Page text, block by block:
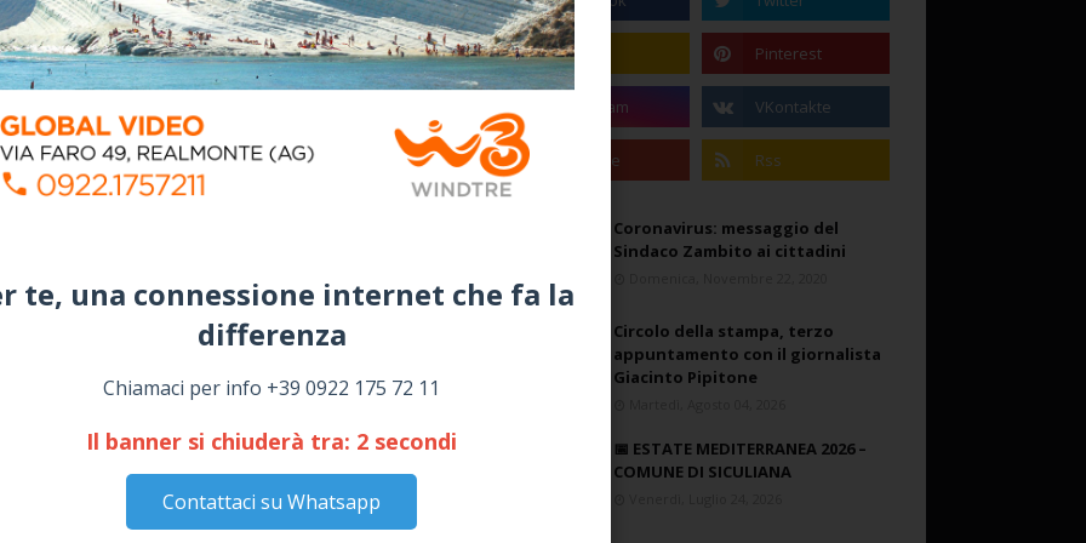
te, una connessione internet che fa la
differenza​
Chiamaci per info +39 0922 175 72 11
Il banner si chiuderà tra: 1 secondi
Contattaci su Whatsapp
Coronavirus: messaggio del
Sindaco Zambito ai cittadini
Circolo della stampa, terzo
appuntamento con il giornalista
Giacinto Pipitone
📅 ESTATE MEDITERRANEA 2026 –
COMUNE DI SICULIANA